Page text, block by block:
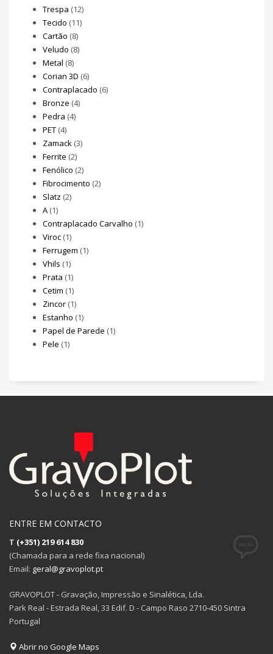
Trespa (12)
Tecido (11)
Cartão (8)
Veludo (8)
Metal (8)
Corian 3D (6)
Contraplacado (6)
Bronze (4)
Pedra (4)
PET (4)
Zamack (3)
Ferrite (2)
Fenólico (2)
Fibrocimento (2)
Slatz (2)
A (1)
Contraplacado Carvalho (1)
Viroc (1)
Ferrugem (1)
Vhils (1)
Prata (1)
Cetim (1)
Zincor (1)
Estanho (1)
Papel de Parede (1)
Pele (1)
ENTRE EM CONTACTO
T (+351) 219 614 830
(Chamada para a rede fixa nacional)
Email: geral@gravoplot.pt
GRAVOPLOT - Gravação, Impressão e Sinalética, Lda.
Park Real - Estrada Real, 33 Edif. D - Campo Raso 2710-450 Sintra
Portugal
Abrir no Google Maps